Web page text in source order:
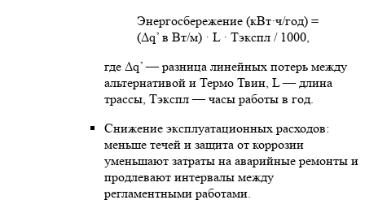
Энергосбережение (кВт·ч/год) =
(Δq’ в Вт/м) · L · Тэкспл / 1000,
где Δq’ — разница линейных потерь между
альтернативой и Термо Твин, L — длина
трассы, Тэкспл — часы работы в год.
Снижение эксплуатационных расходов:
меньше течей и защита от коррозии
уменьшают затраты на аварийные ремонты и
продлевают интервалы между
регламентными работами.